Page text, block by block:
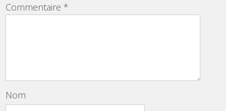
Commentaire*
Nom